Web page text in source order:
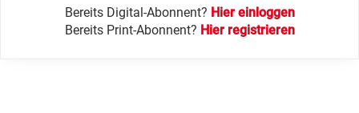
Bereits Digital-Abonnent? Hier einloggen
Bereits Print-Abonnent? Hier registrieren